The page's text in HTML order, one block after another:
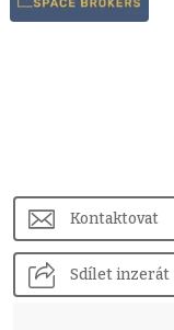
Kontaktovat
Sdílet inzerát